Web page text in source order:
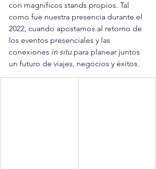
con magníficos stands propios. Tal
como fue nuestra presencia durante el
2022, cuando apostamos al retorno de
los eventos presenciales y las
conexiones in situ para planear juntos
un futuro de viajes, negocios y éxitos.